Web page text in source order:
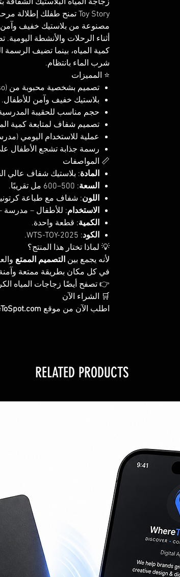
زجاجة المياه البلاستيك
Toy Story تمنح طفلك إطلالة مرحة ومبهجة أثناء الاستخدام اليومي.
مصنوعة من بلاستيك خفيف وآمن،
أثناء الرحلات والأنشطة
كمية المياه، بينما تضيف
شرب الماء بانتظام.
⭐ المميزات
تصميم بشخصية محبوبة من Toy Story (Lotso).
بلاستيك خفيف وآمن للأطفال.
حجم مناسب للحقيبة
تصميم شفاف لمتابعة كمية
عملية للاستخدام اليومي
رسمة جذابة تشجع الأطفال
📏 المواصفات
المادة: بلاستيك شفاف عالي
السعة: 500–600 مل تقريبًا.
اللون: شفاف مع طباعة
الاستخدام: للأطفال – مدرسة
الكمية: قطعة واحدة.
الكود: WTS-TOY-2025.
💡 لماذا تختار هذا المنتج؟
لأنه يجمع بين التصميم الممتع
في كل مكان بطريقة ممتعة
👉 تصفح أيضًا زجاجات المياه
🛒 الشراء الآن
اطلب الآن من موقع
RELATED PRODUCTS